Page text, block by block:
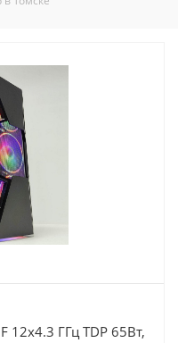
12x4.3 ГГц TDP 65Вт,